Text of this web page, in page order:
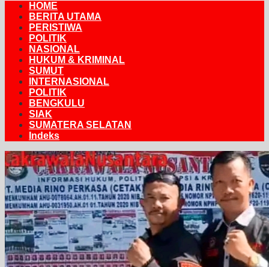
HOME
BERITA UTAMA
PERISTIWA
POLITIK
NASIONAL
HUKUM & KRIMINAL
SUMUT
INTERNASIONAL
POLITIK
BENGKULU
SIAK
SUMATERA SELATAN
Indeks